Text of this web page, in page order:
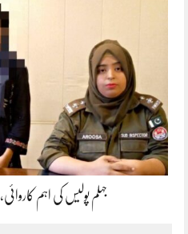
جہلم پولیس کی اہم کاروائی، 16 سالہ مغویہ بازیاب